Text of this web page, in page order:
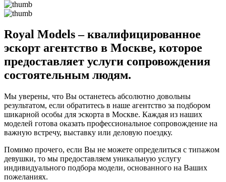
Royal Models – квалифицированное
эскорт агентство в Москве, которое
предоставляет услуги сопровождения
состоятельным людям.
Мы уверены, что Вы останетесь абсолютно довольны
результатом, если обратитесь в наше агентство за подбором
шикарной особы для эскорта в Москве. Каждая из наших
моделей готова оказать профессиональное сопровождение на
важную встречу, выставку или деловую поездку.
Помимо прочего, если Вы не можете определиться с типажом
девушки, то мы предоставляем уникальную услугу
индивидуального подбора модели, основанного на Ваших
пожеланиях.